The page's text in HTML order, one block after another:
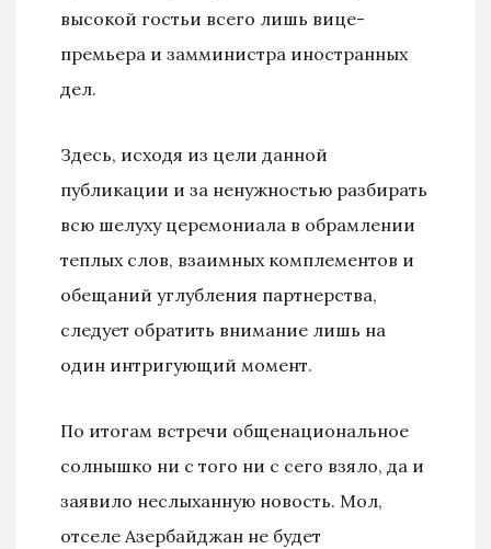
высокой гостьи всего лишь вице-
премьера и замминистра иностранных
дел.
Здесь, исходя из цели данной
публикации и за ненужностью разбирать
всю шелуху церемониала в обрамлении
теплых слов, взаимных комплементов и
обещаний углубления партнерства,
следует обратить внимание лишь на
один интригующий момент.
По итогам встречи общенациональное
солнышко ни с того ни с сего взяло, да и
заявило неслыханную новость. Мол,
отселе Азербайджан не будет